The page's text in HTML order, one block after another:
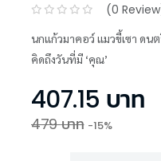
(0
นกแก้วมาคอว์ แมวขี้เซา ด
คิดถึงวันที่มี ‘คุณ’
407.15 บาท
479บาท -15%